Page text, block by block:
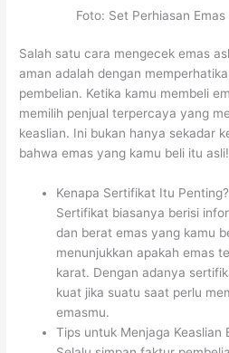
Foto: Set Perhiasan
Salah satu cara mengecek emas
aman adalah dengan
pembelian. Ketika kamu membeli
memilih penjual terpercaya yang
keaslian. Ini bukan hanya sekadar
bahwa emas yang kamu beli itu asli!
Kenapa Sertifikat Itu Penting?
Sertifikat biasanya berisi
dan berat emas yang kamu
menunjukkan apakah emas
karat. Dengan adanya
kuat jika suatu saat perlu
emasmu.
Tips untuk Menjaga Keaslian